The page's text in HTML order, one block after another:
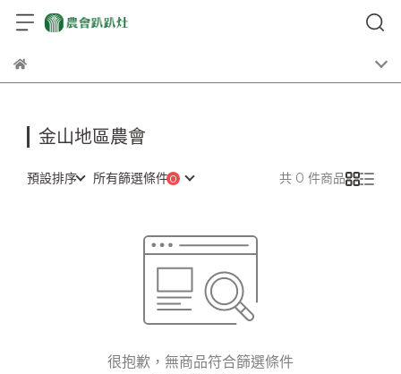
金山地區農會
預設排序 所有篩選條件 共 0 件商品
很抱歉，無商品符合篩選條件